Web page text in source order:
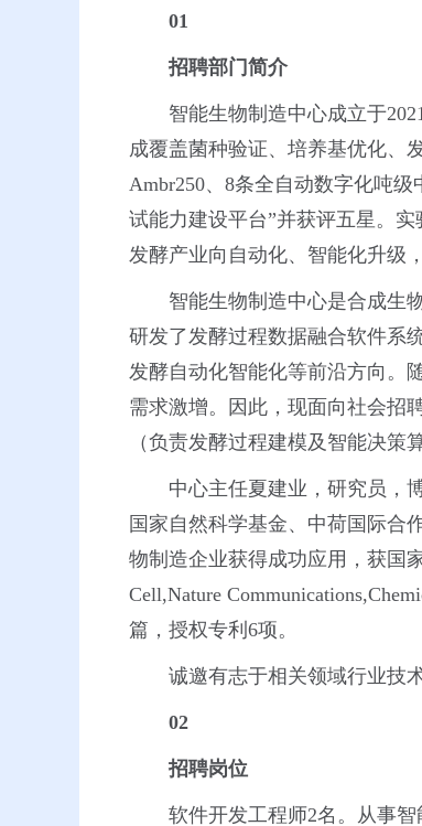
01
招聘部门简介
智能生物制造中心成立于
成覆盖菌种验证、培养基优化、
Ambr250、8条全自动数字化吨
试能力建设平台”并获评五星。
发酵产业向自动化、智能化升级
智能生物制造中心是合成生
研发了发酵过程数据融合软件系
发酵自动化智能化等前沿方向。
需求激增。因此，现面向社会招
（负责发酵过程建模及智能决策
中心主任夏建业，研究员，
国家自然科学基金、中荷国际合
物制造企业获得成功应用，获国
Cell,Nature
篇，授权专利6项。
诚邀有志于相关领域行业技
02
招聘岗位
软件开发工程师2名。从事